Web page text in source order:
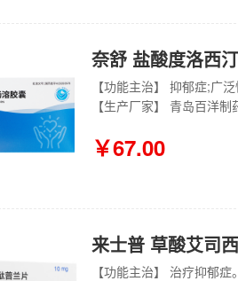
奈舒 盐酸度洛西
【功能主治】 抑郁症;广
【生产厂家】 青岛百洋
￥67.00
来士普 草酸艾司
【功能主治】 治疗抑郁